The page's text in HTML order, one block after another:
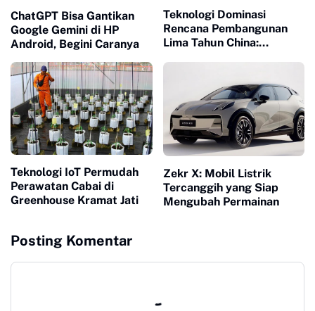
ChatGPT Bisa Gantikan
Google Gemini di HP
Android, Begini Caranya
Teknologi Dominasi
Rencana Pembangunan
Lima Tahun China:
Teknologi IoT Permudah
Perawatan Cabai di
Greenhouse Kramat Jati
Zekr X: Mobil Listrik
Tercanggih yang Siap
Mengubah Permainan
Posting Komentar